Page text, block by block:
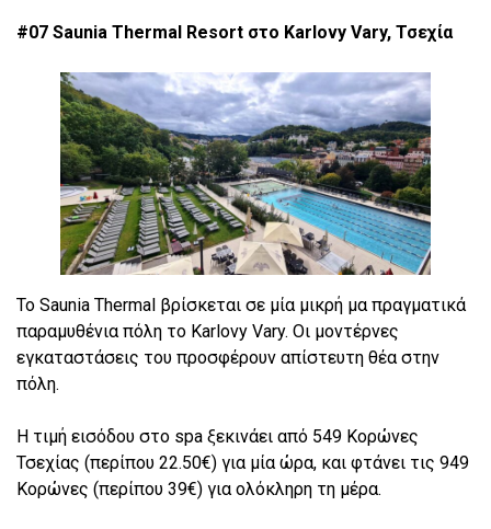
#07 Saunia Thermal Resort στο Karlovy Vary, Τσεχία
Το Saunia Thermal βρίσκεται σε μία μικρή μα πραγματικά
παραμυθένια πόλη το Karlovy Vary. Οι μοντέρνες
εγκαταστάσεις του προσφέρουν απίστευτη θέα στην
πόλη.
Η τιμή εισόδου στο spa ξεκινάει από 549 Κορώνες
Τσεχίας (περίπου 22.50€) για μία ώρα, και φτάνει τις 949
Κορώνες (περίπου 39€) για ολόκληρη τη μέρα.